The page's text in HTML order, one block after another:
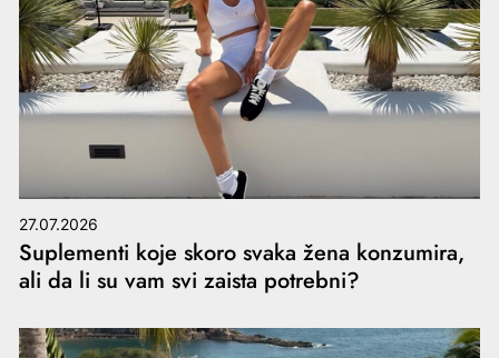
27.07.2026
Suplementi koje skoro svaka žena konzumira,
ali da li su vam svi zaista potrebni?